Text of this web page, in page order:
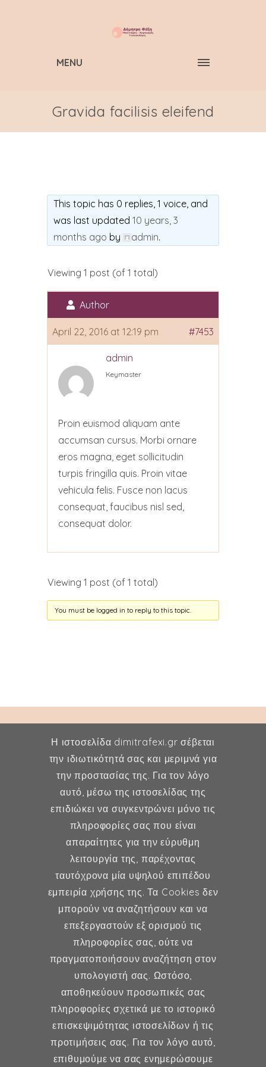
MENU
Gravida facilisis eleifend
This topic has 0 replies, 1 voice, and
was last updated 10 years, 3
months ago by admin.
Viewing 1 post (of 1 total)
Author
April 22, 2016 at 12:19 pm #7453
admin
Keymaster
Proin euismod aliquam ante
accumsan cursus. Morbi ornare
eros magna, eget sollicitudin
turpis fringilla quis. Proin vitae
vehicula felis. Fusce non lacus
consequat, faucibus nisl sed,
consequat dolor.
Viewing 1 post (of 1 total)
You must be logged in to reply to this topic.
Δήμητρα Φέξη
MD, MSc, FMH
Μαιευτήρας - Χειρουργός
Γυναικολόγος
Μέλος ESHRE, ISA, FMH
Γυναικολογία
Υποβοηθούμενη Αναπαραγωγή
Μαιευτική
Επικοινωνία
Η ιστοσελίδα dimitrafexi.gr σέβεται
την ιδιωτικότητά σας και μεριμνά για
την προστασίας της. Για τον λόγο
αυτό, μέσω της ιστοσελίδας της
επιδιώκει να συγκεντρώνει μόνο τις
πληροφορίες σας που είναι
απαραίτητες για την εύρυθμη
λειτουργία της, παρέχοντας
ταυτόχρονα μία υψηλού επιπέδου
εμπειρία χρήσης της. Τα Cookies δεν
μπορούν να αναζητήσουν και να
επεξεργαστούν εξ ορισμού τις
πληροφορίες σας, ούτε να
πραγματοποιήσουν αναζήτηση στον
υπολογιστή σας. Ωστόσο,
αποθηκεύουν προσωπικές σας
πληροφορίες σχετικά με το ιστορικό
επισκεψιμότητας ιστοσελίδων ή τις
προτιμήσεις σας. Για τον λόγο αυτό,
επιθυμούμε να σας ενημερώσουμε